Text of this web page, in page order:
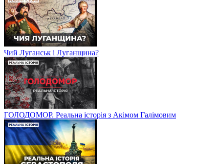
Чий Луганськ і Луганщина?
ГОЛОДОМОР. Реальна історія з Акімом Галімовим